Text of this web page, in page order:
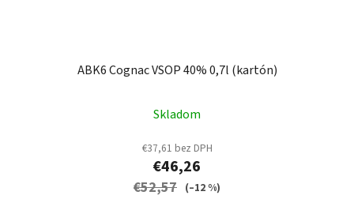
ABK6 Cognac VSOP 40% 0,7l (kartón)
Skladom
€37,61 bez DPH
€46,26
€52,57 (–12 %)